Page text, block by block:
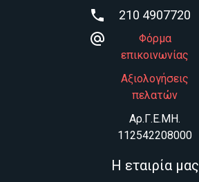
210 4907720
Φόρμα
επικοινωνίας
Αξιολογήσεις
πελατών
Aρ.Γ.Ε.ΜΗ.
112542208000
Η εταιρία μας